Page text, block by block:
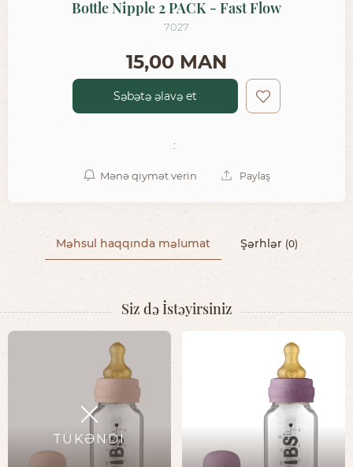
Bottle Nipple 2 PACK - Fast Flow
7027
15,00 MAN
Səbətə əlavə et
:
Mənə qiymət verin Paylaş
Məhsul haqqında məlumat Şərhlər (0)
Siz də İstəyirsiniz
TÜKƏNDİ